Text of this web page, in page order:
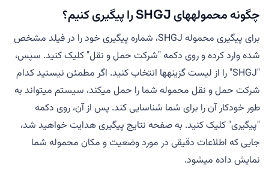
چگونه محمولههای SHGJ را پیگیری کنیم؟
برای پیگیری محموله SHGJ، شماره پیگیری خود را در فیلد مشخص
شده وارد کرده و روی دکمه "شرکت حمل و نقل" کلیک کنید. سپس،
"SHGJ" را از لیست گزینهها انتخاب کنید. اگر مطمئن نیستید کدام
شرکت حمل و نقل محموله شما را حمل میکند، سیستم میتواند به
طور خودکار آن را برای شما شناسایی کند. پس از آن، روی دکمه
"پیگیری" کلیک کنید. به صفحه نتایج پیگیری هدایت خواهید شد،
جایی که اطلاعات دقیقی در مورد وضعیت و مکان محموله شما
نمایش داده میشود.